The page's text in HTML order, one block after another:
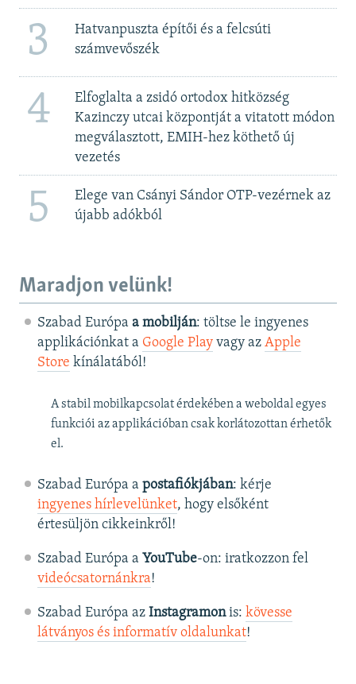
3
Hatvanpuszta építői és a felcsúti
számvevőszék
4
Elfoglalta a zsidó ortodox hitközség
Kazinczy utcai központját a vitatott módon
megválasztott, EMIH-hez köthető új
vezetés
5
Elege van Csányi Sándor OTP-vezérnek az
újabb adókból
Maradjon velünk!
Szabad Európa a mobilján: töltse le ingyenes
applikációnkat a Google Playvagy az Apple
Store kínálatából!
A stabil mobilkapcsolat érdekében a weboldal egyes
funkciói az applikációban csak korlátozottan érhetők
el.
Szabad Európa a postafiókjában: kérje
ingyenes hírlevelünket, hogy elsőként
értesüljön cikkeinkről!
Szabad Európa a YouTube-on: iratkozzon fel
videócsatornánkra!
Szabad Európa az Instagramonis: kövesse
látványos és informatív oldalunkat! ​